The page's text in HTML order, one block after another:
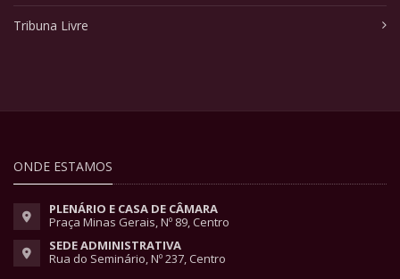
Tribuna Livre
ONDE ESTAMOS
PLENÁRIO E CASA DE CÂMARA
Praça Minas Gerais, Nº 89, Centro
SEDE ADMINISTRATIVA
Rua do Seminário, Nº 237, Centro